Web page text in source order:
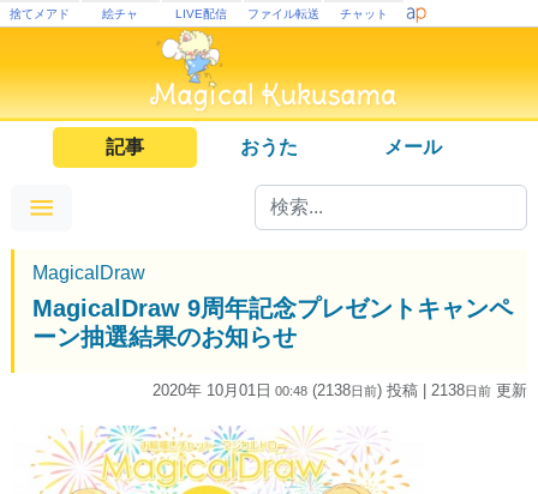
捨てメアド 絵チャ LIVE配信 ファイル転送 チャット
記事 おうた メール
MagicalDraw
MagicalDraw 9周年記念プレゼントキャンペ
ーン抽選結果のお知らせ
2020年 10月01日 00:48 (2138日前) 投稿 | 2138日前 更新